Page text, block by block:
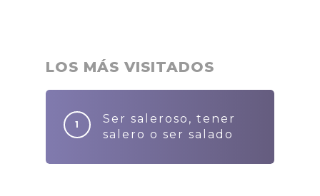
LOS MÁS VISITADOS
Ser saleroso, tener
salero o ser salado